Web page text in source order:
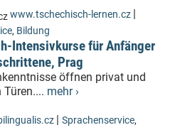
www.tschechisch-lernen.cz |
, Bildung
Intensivkurse für Anfänger
Prag
öffnen privat und
mehr ›
| Sprachenservice,